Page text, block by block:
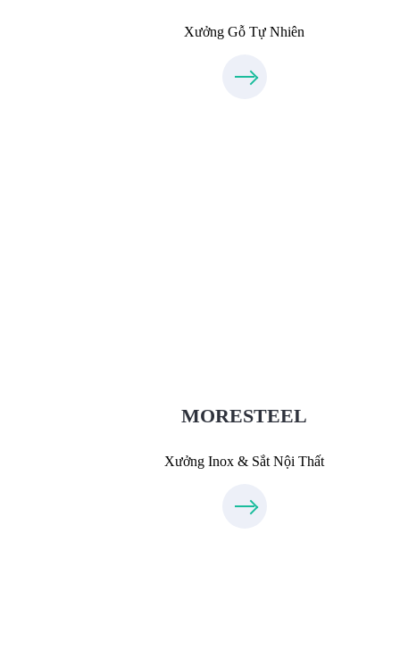
Xưởng Gỗ Tự Nhiên
MORESTEEL
Xưởng Inox & Sắt Nội Thất